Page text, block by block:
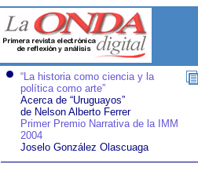
“La historia como ciencia y la
política como arte”
Acerca de “Uruguayos”
de Nelson Alberto Ferrer
Primer Premio Narrativa de la IMM
2004
Joselo González Olascuaga